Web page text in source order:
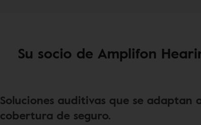
Su socio de Amplifon
Soluciones auditivas que se adaptan
cobertura de seguro.